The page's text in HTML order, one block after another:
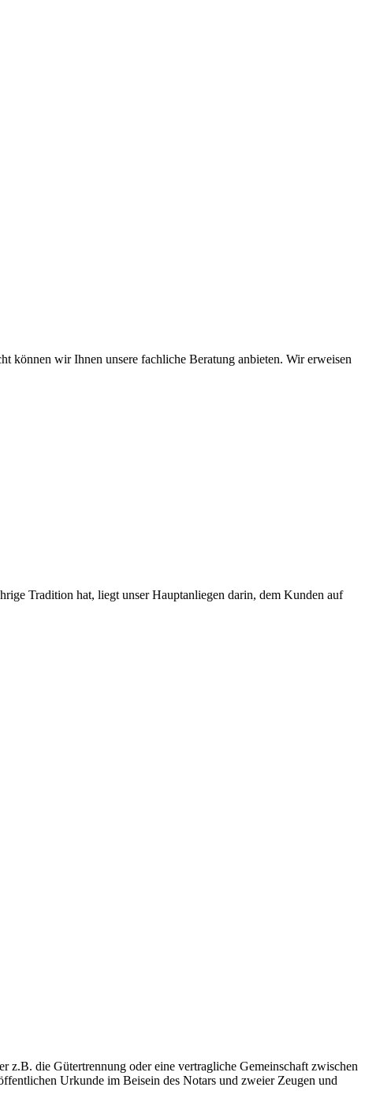
können wir Ihnen unsere fachliche Beratung anbieten. Wir erweisen
Tradition hat, liegt unser Hauptanliegen darin, dem Kunden auf
z.B. die Gütertrennung oder eine vertragliche Gemeinschaft zwischen
Urkunde im Beisein des Notars und zweier Zeugen und